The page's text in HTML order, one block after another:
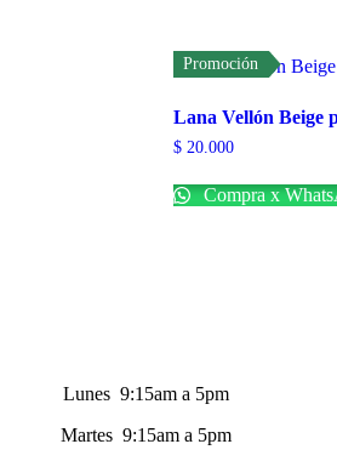
Promoción
Lana Vellón Beige
$20.000
Compra x
Lunes 9:15am a 5pm
Martes 9:15am a 5pm